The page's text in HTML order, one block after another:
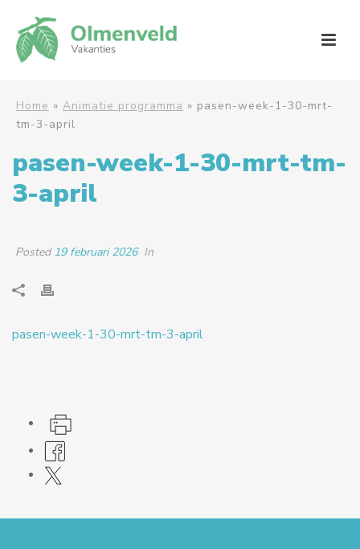
Home » Animatie programma » pasen-week-1-30-mrt-
tm-3-april
pasen-week-1-30-mrt-tm-
3-april
Posted19 februari 2026 In
pasen-week-1-30-mrt-tm-3-april